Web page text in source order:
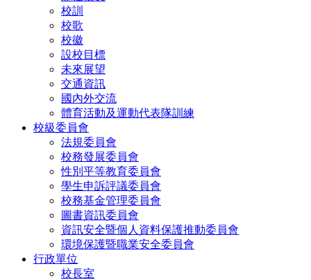
校訓
校歌
校徽
設校目標
未來展望
交通資訊
國內外交流
體育活動及運動代表隊訓練
校級委員會
法規委員會
校務發展委員會
性別平等教育委員會
學生申訴評議委員會
校務基金管理委員會
圖書資訊委員會
資訊安全暨個人資料保護推動委員會
環境保護暨職業安全委員會
行政單位
校長室